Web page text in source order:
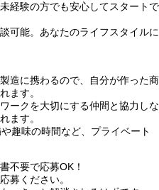
経験の方でも安心してスタートで
可能。あなたのライフスタイルに
造に携わるので、自分が作った商
ます。
ークを大切にする仲間と協力しな
ます。
趣味の時間など、プライベート
不要で応募OK！
募ください。